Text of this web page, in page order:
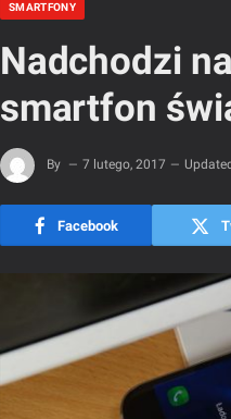
SMARTFONY
Nadchodzi
smartfon
By 7 lutego, 2017
Facebook